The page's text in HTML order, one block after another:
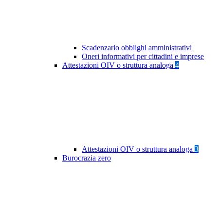
Scadenzario obblighi amministrativi
Oneri informativi per cittadini e imprese
Attestazioni OIV o struttura analoga 4
Attestazioni OIV o struttura analoga 3
Burocrazia zero